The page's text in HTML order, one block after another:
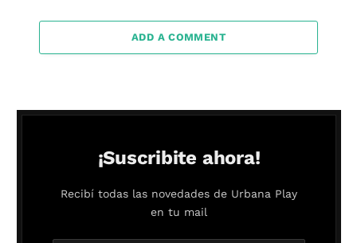
ADD A COMMENT
¡Suscribite ahora!
Recibí todas las novedades de Urbana Play
en tu mail